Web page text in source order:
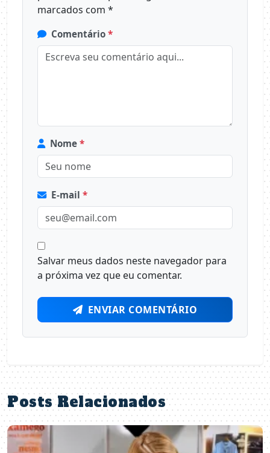
marcados com *
Comentário *
Nome *
E-mail *
Salvar meus dados neste navegador para
a próxima vez que eu comentar.
ENVIAR COMENTÁRIO
Posts Relacionados